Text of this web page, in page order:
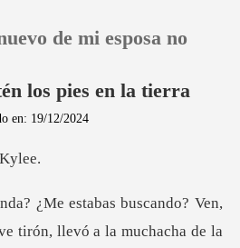
de mi esposa no
los pies en la tierra
en: 19/12/2024
rón, llevó a la muchacha de la